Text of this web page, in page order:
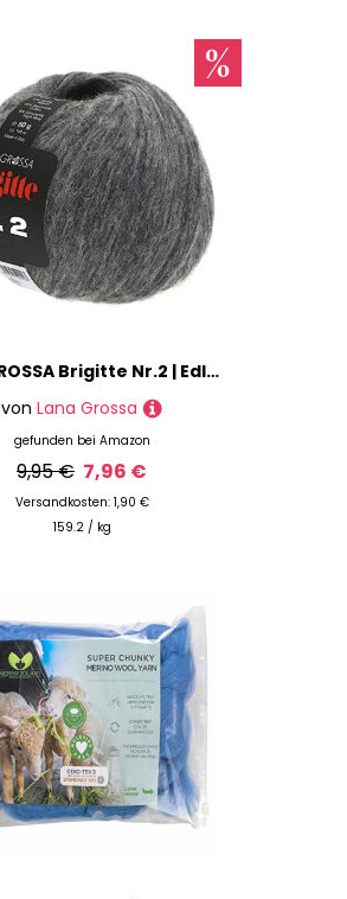
LANA GROSSA Brigitte Nr.2 | Edle Netzgarnstruktur aus Alpaka und Baumwolle | Handstrickgarn aus 47% Alpaka, 45% Baumwolle & 8% Schurwolle | 50g Wolle zum Stricken & Häkeln | 140m Garn FB 24
von Lana Grossa
gefunden bei Amazon
9,95 € 7,96 €
Versandkosten: 1,90 €
159.2 / kg